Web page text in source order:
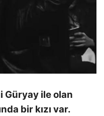
Güryay ile olan
bir kızı var.